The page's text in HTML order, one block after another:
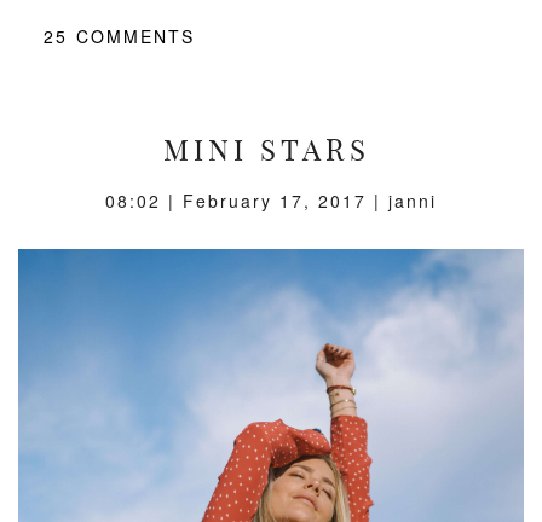
25 COMMENTS
MINI STARS
08:02 | February 17, 2017 | janni